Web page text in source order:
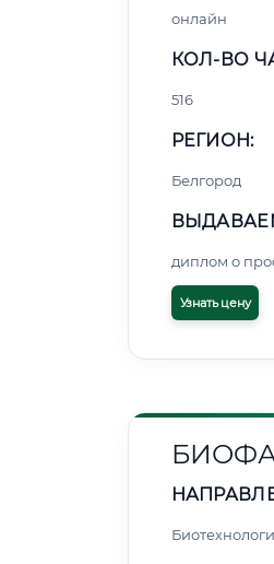
онлайн
КОЛ-ВО
516
РЕГИОН:
Белгород
диплом о
Узнать цену